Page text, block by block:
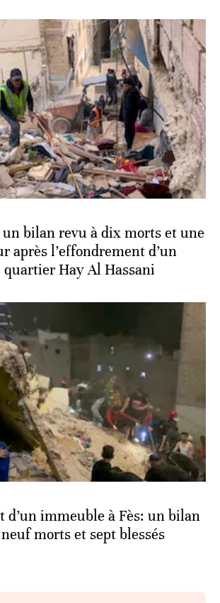
un bilan revu à dix morts et une
après l’effondrement d’un
Hay Al Hassani
d’un immeuble à Fès: un bilan
morts et sept blessés